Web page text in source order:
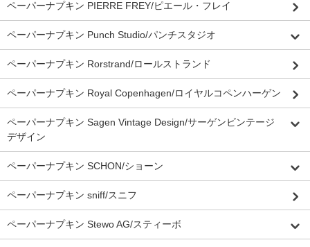
ペーパーナプキン PIERRE FREY/ピエール・フレイ
ペーパーナプキン Punch Studio/パンチスタジオ
ペーパーナプキン Rorstrand/ロールストランド
ペーパーナプキン Royal Copenhagen/ロイヤルコペンハーゲン
ペーパーナプキン Sagen Vintage Design/サーゲンビンテージ
デザイン
ペーパーナプキン SCHON/ショーン
ペーパーナプキン sniff/スニフ
ペーパーナプキン Stewo AG/スティーボ